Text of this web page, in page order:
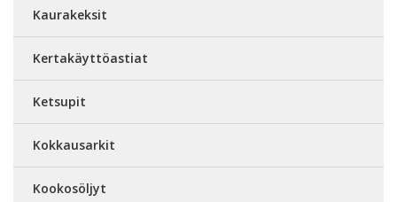
Kaurakeksit
Kertakäyttöastiat
Ketsupit
Kokkausarkit
Kookosöljyt